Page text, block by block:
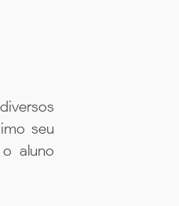
seu
aluno